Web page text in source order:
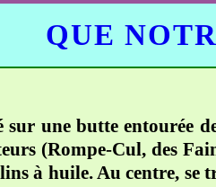
QUE
une butte entourée
(Rompe-Cul, des
à huile. Au centre,